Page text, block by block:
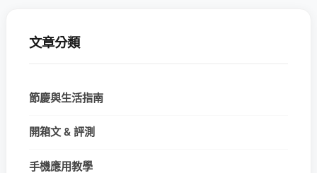
文章分類
節慶與生活指南
開箱文 & 評測
手機應用教學